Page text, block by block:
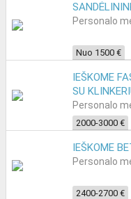
Personalo
Nuo 1500 €
IEŠKOME
SU
Personalo
2000-3000 €
IEŠKOME
Personalo
2400-2700 €